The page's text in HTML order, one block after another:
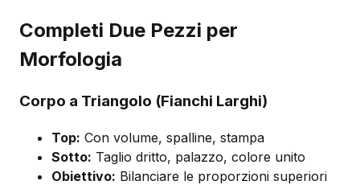
Completi Due Pezzi per
Morfologia
Corpo a Triangolo (Fianchi Larghi)
Top: Con volume, spalline, stampa
Sotto: Taglio dritto, palazzo, colore unito
Obiettivo: Bilanciare le proporzioni superiori